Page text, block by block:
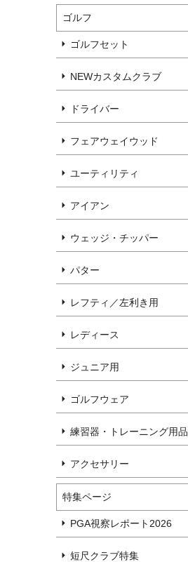
ゴルフ
ゴルフセット
NEWカスタムクラブ
ドライバー
フェアウェイウッド
ユーティリティ
アイアン
ウェッジ・チッパー
パター
レフティ／左利き用
レディース
ジュニア用
ゴルフウェア
練習器・トレーニング用品
アクセサリー
特集ページ
PGA視察レポート2026
短尺クラブ特集